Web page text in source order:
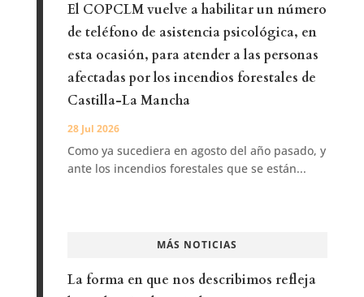
El COPCLM vuelve a habilitar un número
de teléfono de asistencia psicológica, en
esta ocasión, para atender a las personas
afectadas por los incendios forestales de
Castilla-La Mancha
28 Jul 2026
Como ya sucediera en agosto del año pasado, y
ante los incendios forestales que se están...
MÁS NOTICIAS
La forma en que nos describimos refleja